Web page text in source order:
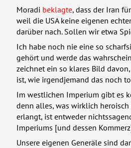
Moradi beklagte, dass der Iran
weil die USAkeine eigenen
darüber nach. Sollen wir etwa
Ich habe noch nie eine so
gehört und werde das
zeichnet ein so klares Bild
ist, wie irgendjemand das noch
Im westlichen Imperium gibt es
denn alles, was wirklich
erlangt, ist entweder
Imperiums [und dessen
Unsere eigenen Generäle sind